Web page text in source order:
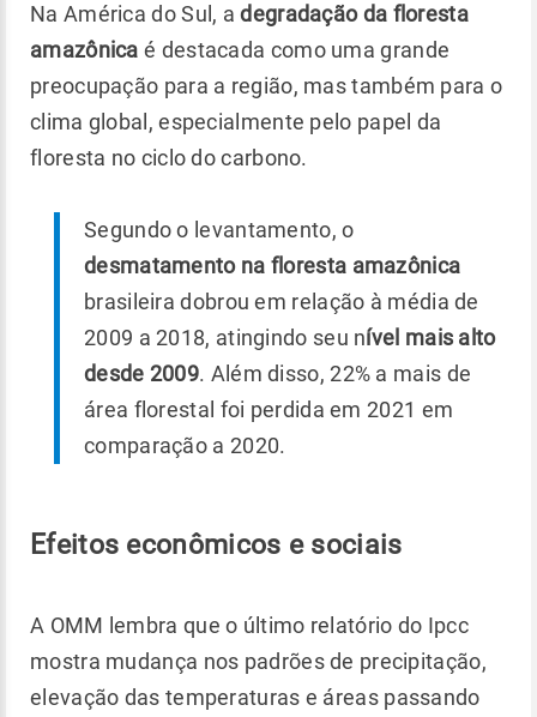
Na América do Sul, a degradação da floresta
amazônica é destacada como uma grande
preocupação para a região, mas também para o
clima global, especialmente pelo papel da
floresta no ciclo do carbono.
Segundo o levantamento, o
desmatamento na floresta amazônica
brasileira dobrou em relação à média de
2009 a 2018, atingindo seu nível mais alto
desde 2009. Além disso, 22% a mais de
área florestal foi perdida em 2021 em
comparação a 2020.
Efeitos econômicos e sociais
A OMM lembra que o último relatório do Ipcc
mostra mudança nos padrões de precipitação,
elevação das temperaturas e áreas passando